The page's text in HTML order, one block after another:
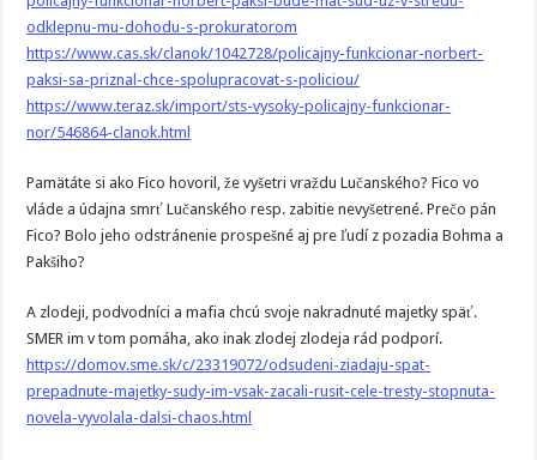
odklepnu-mu-dohodu-s-prokuratorom
https://www.cas.sk/clanok/1042728/policajny-funkcionar-norbert-
paksi-sa-priznal-chce-spolupracovat-s-policiou/
https://www.teraz.sk/import/sts-vysoky-policajny-funkcionar-
nor/546864-clanok.html
Pamätáte si ako Fico hovoril, že vyšetri vraždu Lučanského? Fico vo
vláde a údajna smrť Lučanského resp. zabitie nevyšetrené. Prečo pán
Fico? Bolo jeho odstránenie prospešné aj pre ľudí z pozadia Bohma a
Pakšiho?
A zlodeji, podvodníci a mafia chcú svoje nakradnuté majetky späť.
SMER im v tom pomáha, ako inak zlodej zlodeja rád podporí.
https://domov.sme.sk/c/23319072/odsudeni-ziadaju-spat-
prepadnute-majetky-sudy-im-vsak-zacali-rusit-cele-tresty-stopnuta-
novela-vyvolala-dalsi-chaos.html